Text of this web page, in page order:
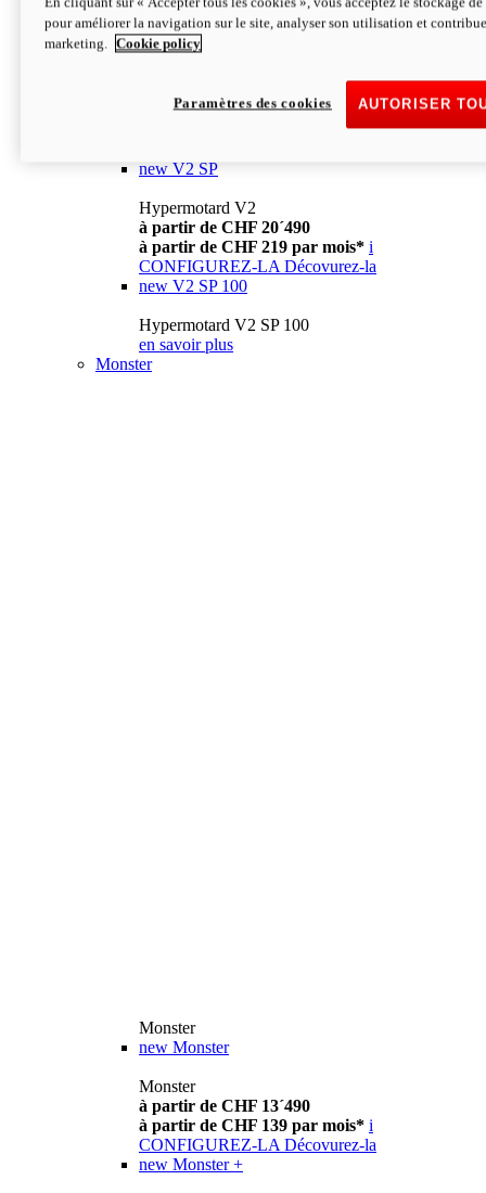
à partir de CHF 13´990 i
CONFIGUREZ-LA Décovurez-la
newV2
à partir de CHF 15´990
à partir de CHF 169 par mois* i
new V2 SP
Hypermotard V2
à partir de CHF 20´490
à partir de CHF 219 par mois* i
CONFIGUREZ-LA Décovurez-la
new V2 SP 100
Hypermotard V2 SP 100
en savoir plus
Monster
Monster
new Monster
Monster
à partir de CHF 13´490
à partir de CHF 139 par mois* i
CONFIGUREZ-LA Décovurez-la
new Monster +
pour améliorer la navigation sur le site, analyser son utilisation et
marketing.
Cookie policy
AUTORISER
Paramètres des cookies